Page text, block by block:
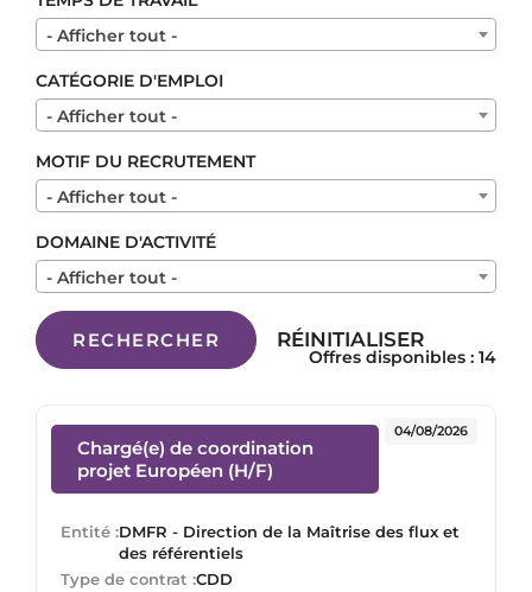
- Afficher tout -
CATÉGORIE D'EMPLOI
- Afficher tout -
MOTIF DU RECRUTEMENT
- Afficher tout -
DOMAINE D'ACTIVITÉ
- Afficher tout -
RECHERCHER RÉINITIALISER
Offres disponibles : 14
Chargé(e) de coordination
projet Européen (H/F)
Entité :DMFR - Direction de la Maîtrise des flux et
des référentiels
Type de contrat :CDD
04/08/2026